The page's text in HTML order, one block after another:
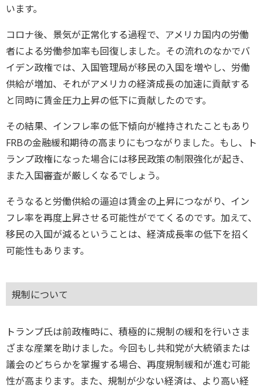
います。
コロナ後、景気が正常化する過程で、アメリカ国内の労働
者による労働参加率も回復しました。その流れのなかでバ
イデン政権では、入国管理局が移民の入国を増やし、労働
供給が増加、それがアメリカの経済成長の加速に貢献する
と同時に賃金圧力上昇の低下に貢献したのです。
その結果、インフレ率の低下傾向が維持されたこともあり
FRBの金融緩和期待の高まりにもつながりました。もし、ト
ランプ政権になった場合には移民政策の制限強化が起き、
また入国審査が厳しくなるでしょう。
そうなると労働供給の逼迫は賃金の上昇につながり、イン
フレ率を再度上昇させる可能性がでてくるのです。加えて、
移民の入国が減るということは、経済成長率の低下を招く
可能性もあります。
規制について
トランプ氏は前政権時に、積極的に規制の緩和を行いさま
ざまな産業を助けました。今回もし共和党が大統領または
議会のどちらかを掌握する場合、再度規制緩和が進む可能
性が高まります。また、規制が少ない経済は、より高い経